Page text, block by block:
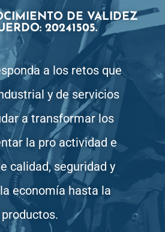
DE VALIDEZ
20241505.
a los retos que
y de servicios
a transformar los
la pro actividad e
calidad, seguridad y
economía hasta la